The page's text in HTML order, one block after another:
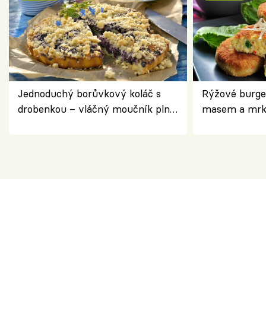
Jednoduchý borůvkový koláč s
drobenkou – vláčný moučník plný
Rýžové
masem a